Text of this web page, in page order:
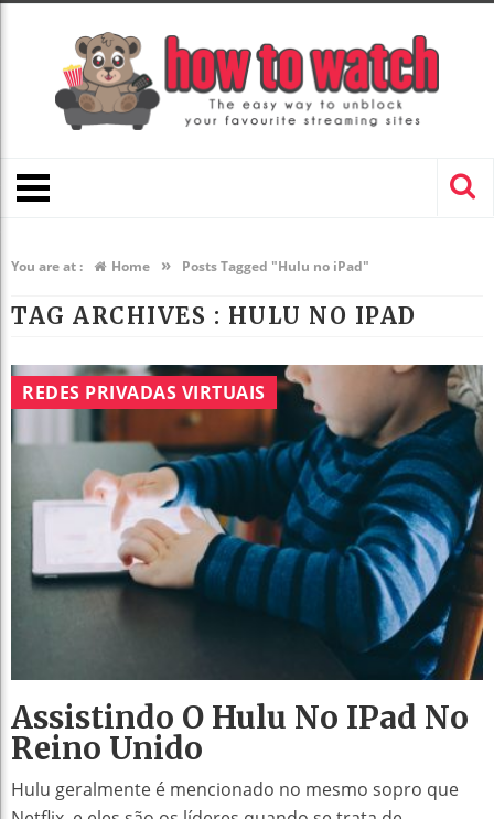
You are at : Home » Posts Tagged "Hulu no iPad"
TAG ARCHIVES : HULU NO IPAD
REDES PRIVADAS VIRTUAIS
Assistindo O Hulu No IPad No
Reino Unido
Hulu geralmente é mencionado no mesmo sopro que